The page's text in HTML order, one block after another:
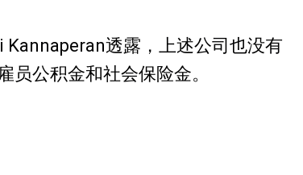
透露，上述公司也没有
员公积金和社会保险金。